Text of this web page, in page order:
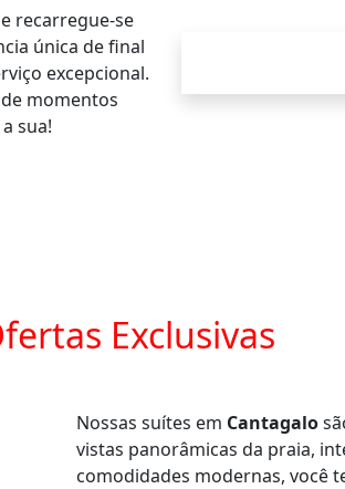
recarregue-se
única de final
excepcional.
momentos
sua!
Exclusivas
Nossas suítes em Cantagalo
vistas panorâmicas da praia,
comodidades modernas, você